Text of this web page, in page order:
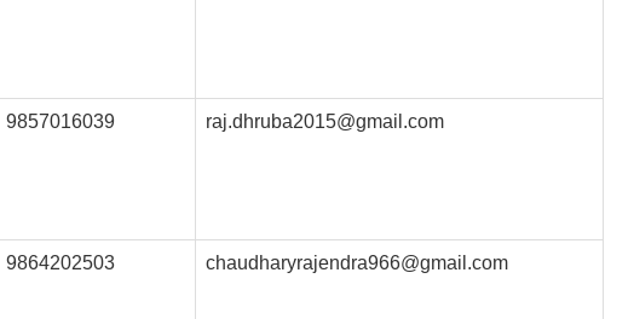
9857016039 raj.dhruba2015@gmail.com
9864202503 chaudharyrajendra966@gmail.com